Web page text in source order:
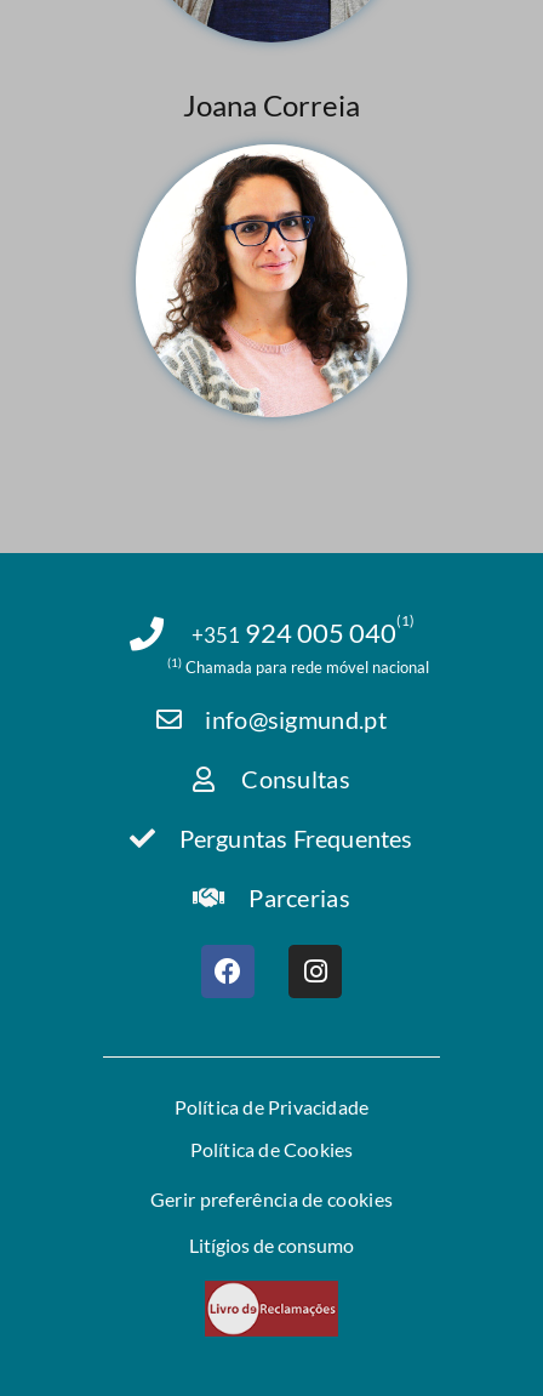
Joana Correia
+351 924 005 040(1)
(1) Chamada para rede móvel nacional
info@sigmund.pt
Consultas
Perguntas Frequentes
Parcerias
Política de Privacidade
Política de Cookies
Gerir preferência de cookies
Litígios de consumo